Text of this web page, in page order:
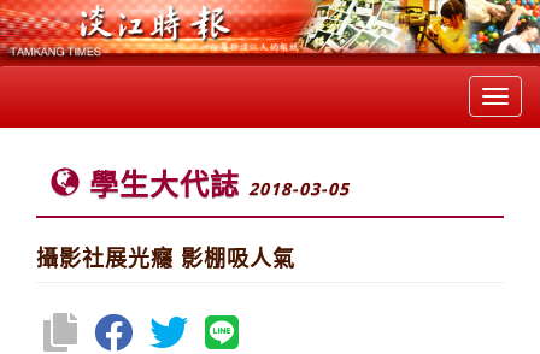
學生大代誌 2018-03-05
攝影社展光癮 影棚吸人氣